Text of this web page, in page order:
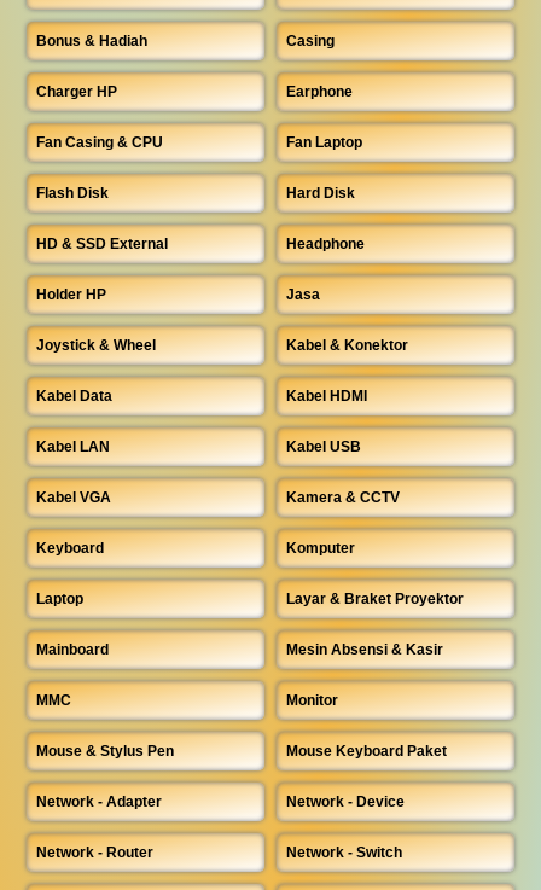
Bonus & Hadiah Casing
Charger HP Earphone
Fan Casing & CPU Fan Laptop
Flash Disk Hard Disk
HD & SSD External Headphone
Holder HP Jasa
Joystick & Wheel Kabel & Konektor
Kabel Data Kabel HDMI
Kabel LAN Kabel USB
Kabel VGA Kamera & CCTV
Keyboard Komputer
Laptop Layar & Braket Proyektor
Mainboard Mesin Absensi & Kasir
MMC Monitor
Mouse & Stylus Pen Mouse Keyboard Paket
Network - Adapter Network - Device
Network - Router Network - Switch